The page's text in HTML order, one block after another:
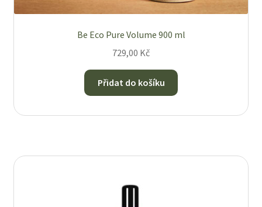
Be Eco Pure Volume 900 ml
729,00 Kč
Přidat do košíku